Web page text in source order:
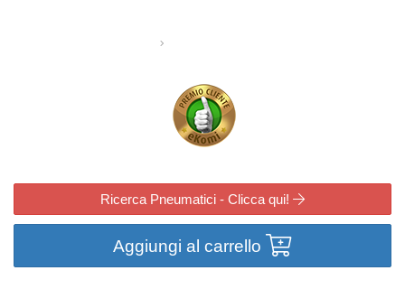
Ricerca Pneumatici - Clicca qui!
Aggiungi al carrello